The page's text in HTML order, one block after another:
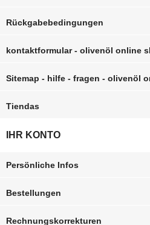
Rückgabebedingungen
kontaktformular - olivenöl online
Sitemap - hilfe - fragen - olivenöl
Tiendas
IHR KONTO
Persönliche Infos
Bestellungen
Rechnungskorrekturen